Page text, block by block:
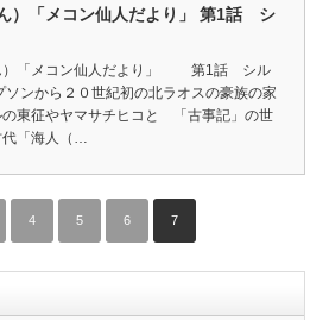
）「メコン仙人だより」 第1話 シ
）「メコン仙人だより」 第1話 シル
ソンから２０世紀初の北ラオスの豪族の家
の東征やヤマサチヒコと 「古事記」の世
「海人（…
4 5 6 7